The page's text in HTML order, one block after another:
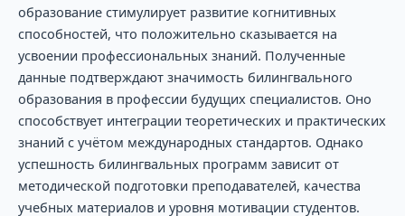
образование стимулирует развитие когнитивных
способностей, что положительно сказывается на
усвоении профессиональных знаний. Полученные
данные подтверждают значимость билингвального
образования в профессии будущих специалистов. Оно
способствует интеграции теоретических и практических
знаний с учётом международных стандартов. Однако
успешность билингвальных программ зависит от
методической подготовки преподавателей, качества
учебных материалов и уровня мотивации студентов.